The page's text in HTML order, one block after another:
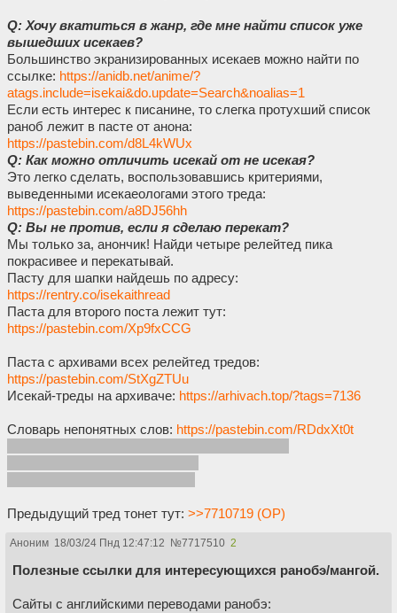
Q: Хочу вкатиться в жанр, где мне найти список уже
вышедших исекаев?
Большинство экранизированных исекаев можно найти по
ссылке: https://anidb.net/anime/?
atags.include=isekai&do.update=Search&noalias=1
Если есть интерес к писанине, то слегка протухший список
раноб лежит в пасте от анона:
https://pastebin.com/d8L4kWUx
Q: Как можно отличить исекай от не исекая?
Это легко сделать, воспользовавшись критериями,
выведенными исекаеологами этого треда:
https://pastebin.com/a8DJ56hh
Q: Вы не против, если я сделаю перекат?
Мы только за, анончик! Найди четыре релейтед пика
покрасивее и перекатывай.
Пасту для шапки найдешь по адресу:
https://rentry.co/isekaithread
Паста для второго поста лежит тут:
https://pastebin.com/Xp9fxCCG
Паста с архивами всех релейтед тредов:
https://pastebin.com/StXgZTUu
Исекай-треды на архиваче: https://arhivach.top/?tags=7136
Словарь непонятных слов: https://pastebin.com/RDdxXt0t
Предыдущий тред тонет тут: >>7710719 (OP)
Аноним 18/03/24 Пнд 12:47:12 №7717510 2
Полезные ссылки для интересующихся ранобэ/мангой.
Сайты с английскими переводами ранобэ: